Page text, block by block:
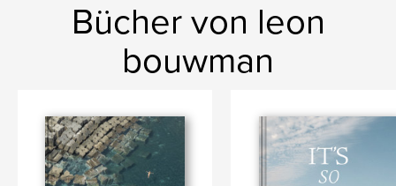
Bücher von leon
bouwman